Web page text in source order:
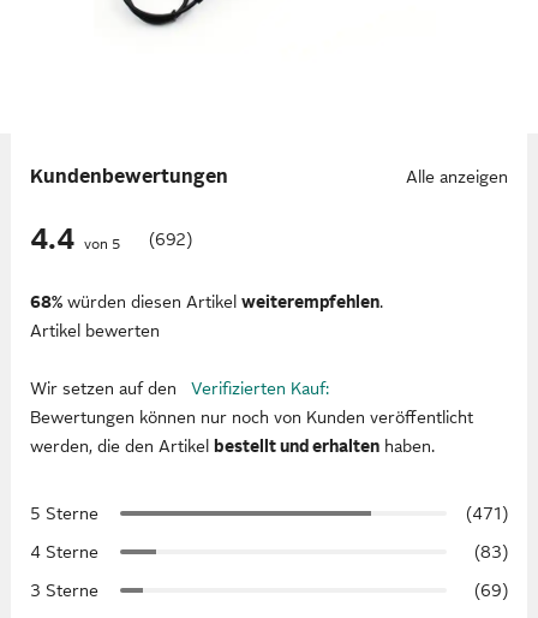
Kundenbewertungen Alle anzeigen
4.4 von 5 (692)
68% würden diesen Artikel weiterempfehlen.
Artikel bewerten
Wir setzen auf den
Verifizierten Kauf:
Bewertungen können nur noch von Kunden veröffentlicht
werden, die den Artikel bestellt und erhalten haben.
5 Sterne
(471)
4 Sterne
(83)
3 Sterne
(69)